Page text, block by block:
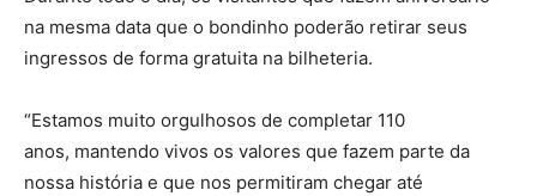
na mesma data que o bondinho poderão retirar seus
ingressos de forma gratuita na bilheteria.
“Estamos muito orgulhosos de completar 110
anos, mantendo vivos os valores que fazem parte da
nossa história e que nos permitiram chegar até